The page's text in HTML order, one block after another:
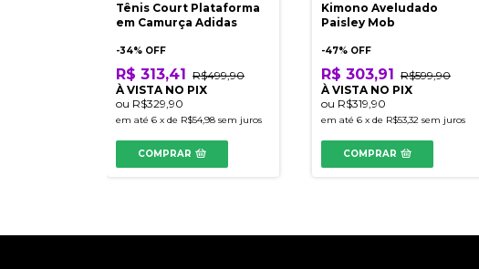
Tênis Court Plataforma
em Camurça Adidas
-34% OFF
R$ 313,41
R$499,90
À VISTA NO PIX
ou R$329,90
em até 6 x de R$54,98 sem juros
COMPRAR
Kimono Aveludado
Paisley Mob
-47% OFF
R$ 303,91
R$599,90
À VISTA NO PIX
ou R$319,90
em até 6 x de R$53,32 sem juros
COMPRAR